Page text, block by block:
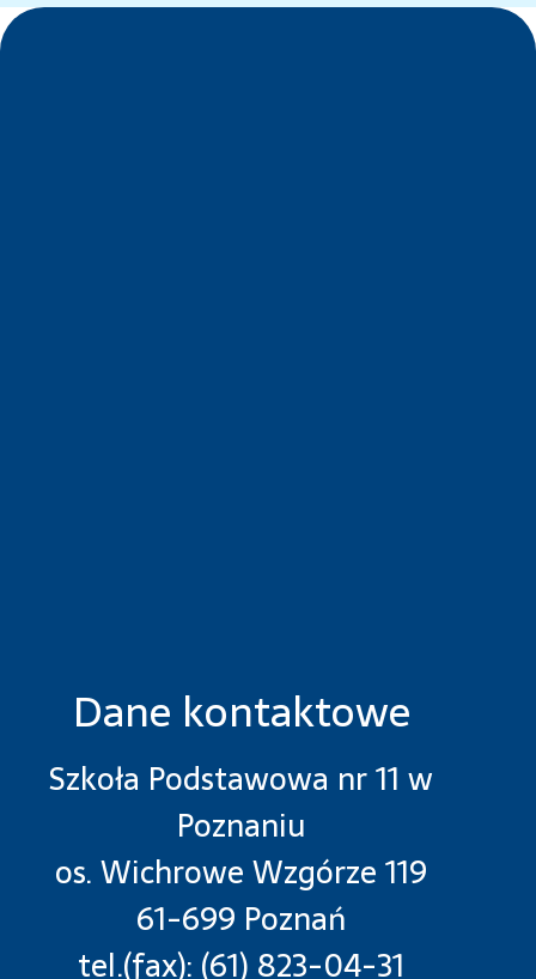
Dane kontaktowe
Szkoła Podstawowa nr 11 w
Poznaniu
os. Wichrowe Wzgórze 119
61-699 Poznań
tel.(fax): (61) 823-04-31